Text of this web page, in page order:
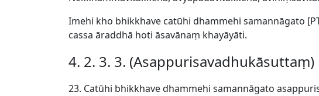
Imehi kho bhikkhave catūhi dhammehi samannāgato [
cassa āraddhā hoti āsavānaṃ khayāyāti.
4. 2. 3. 3. (Asappurisavadhukāsuttaṃ)
23. Catūhi bhikkhave dhammehi samannāgato